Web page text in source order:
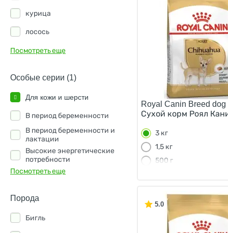
Darsi
DOCTRINE
Dog Lunch
Dogs Menu
DUO Nutrition
Edel
курица
лосось
индейка
сельдь
форель
телятина
кролик
Посмотреть еще
Особые серии (1)
Для кожи и шерсти
В период беременности
В период беременности и
лактации
Высокие энергетические
потребности
Гипоаллергенный
Посмотреть еще
Порода
Бигль
Royal Canin Breed
Сухой корм Роял
3 кг
1,5 кг
500 г
5.0